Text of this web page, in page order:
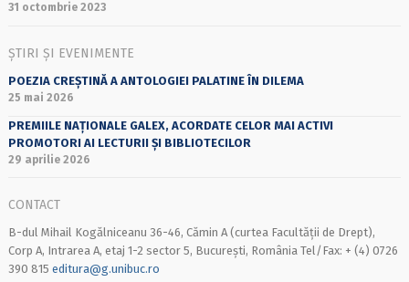
31 octombrie 2023
ȘTIRI ȘI EVENIMENTE
POEZIA CREȘTINĂ A ANTOLOGIEI PALATINE ÎN DILEMA
25 mai 2026
PREMIILE NAȚIONALE GALEX, ACORDATE CELOR MAI ACTIVI
PROMOTORI AI LECTURII ȘI BIBLIOTECILOR
29 aprilie 2026
CONTACT
B-dul Mihail Kogălniceanu 36-46, Cămin A (curtea Facultății de Drept),
Corp A, Intrarea A, etaj 1-2 sector 5, București, România Tel/Fax: + (4) 0726
390 815 editura@g.unibuc.ro